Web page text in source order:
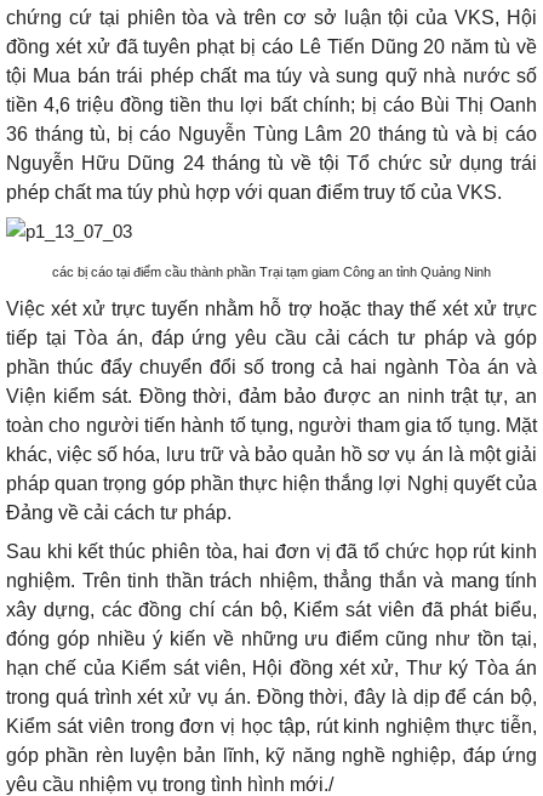
chứng cứ tại phiên tòa và trên cơ sở luận tội của VKS, Hội
đồng xét xử đã tuyên phạt bị cáo Lê Tiến Dũng 20 năm tù về
tội Mua bán trái phép chất ma túy và sung quỹ nhà nước số
tiền 4,6 triệu đồng tiền thu lợi bất chính; bị cáo Bùi Thị Oanh
36 tháng tù, bị cáo Nguyễn Tùng Lâm 20 tháng tù và bị cáo
Nguyễn Hữu Dũng 24 tháng tù về tội Tổ chức sử dụng trái
phép chất ma túy phù hợp với quan điểm truy tố của VKS.
các bị cáo tại điểm cầu thành phần Trại tạm giam Công an tỉnh Quảng Ninh
Việc xét xử trực tuyến nhằm hỗ trợ hoặc thay thế xét xử trực
tiếp tại Tòa án, đáp ứng yêu cầu cải cách tư pháp và góp
phần thúc đẩy chuyển đổi số trong cả hai ngành Tòa án và
Viện kiểm sát. Đồng thời, đảm bảo được an ninh trật tự, an
toàn cho người tiến hành tố tụng, người tham gia tố tụng. Mặt
khác, việc số hóa, lưu trữ và bảo quản hồ sơ vụ án là một giải
pháp quan trọng góp phần thực hiện thắng lợi Nghị quyết của
Đảng về cải cách tư pháp.
Sau khi kết thúc phiên tòa, hai đơn vị đã tổ chức họp rút kinh
nghiệm. Trên tinh thần trách nhiệm, thẳng thắn và mang tính
xây dựng, các đồng chí cán bộ, Kiểm sát viên đã phát biểu,
đóng góp nhiều ý kiến về những ưu điểm cũng như tồn tại,
hạn chế của Kiểm sát viên, Hội đồng xét xử, Thư ký Tòa án
trong quá trình xét xử vụ án. Đồng thời, đây là dịp để cán bộ,
Kiểm sát viên trong đơn vị học tập, rút kinh nghiệm thực tiễn,
góp phần rèn luyện bản lĩnh, kỹ năng nghề nghiệp, đáp ứng
yêu cầu nhiệm vụ trong tình hình mới./